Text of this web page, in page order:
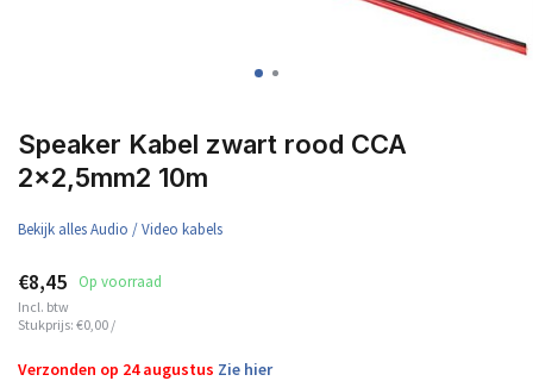
Speaker Kabel zwart rood CCA
2x2,5mm2 10m
Bekijk alles Audio / Video kabels
€8,45 Op voorraad
Incl. btw
Stukprijs: €0,00 /
Verzonden op 24 augustus Zie hier